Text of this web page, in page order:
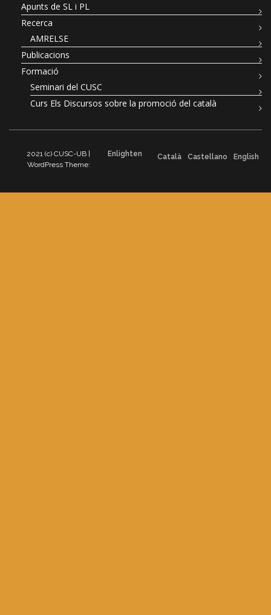
Apunts de SL i PL
Recerca
AMRELSE
Publicacions
Formació
Seminari del CUSC
Curs Els Discursos sobre la promoció del català
2021 (c) CUSC-UB |
WordPress Theme:
Enlighten Català Castellano English